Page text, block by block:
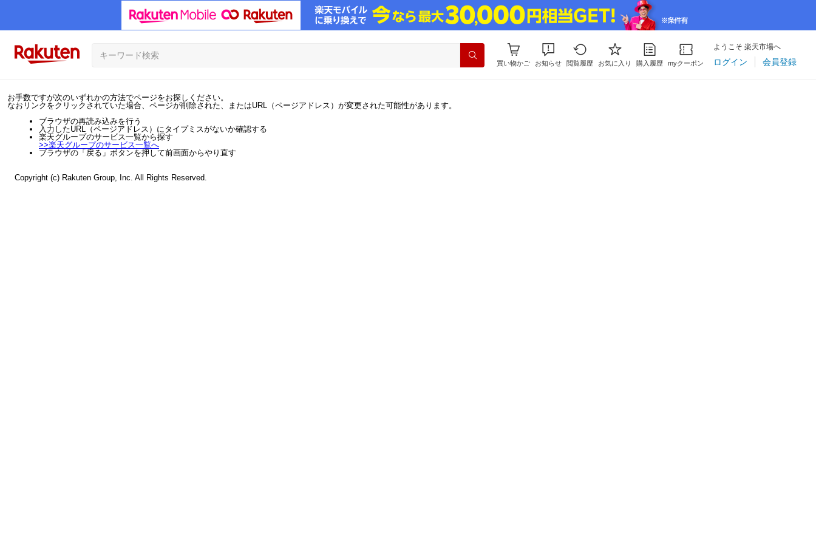
買い物かご お知らせ 閲覧履歴 お気に入り 購入履歴 myクーポン
ようこそ 楽天市場へ
ログイン 会員登録
お手数ですが次のいずれかの方法でページをお探しください。
なおリンクをクリックされていた場合、ページが削除された、またはURL（ページアドレス）が変更された可能性があります。
ブラウザの再読み込みを行う
入力したURL（ページアドレス）にタイプミスがないか確認する
楽天グループのサービス一覧から探す
>>楽天グループのサービス一覧へ
ブラウザの「戻る」ボタンを押して前画面からやり直す
Copyright (c) Rakuten Group, Inc. All Rights Reserved.